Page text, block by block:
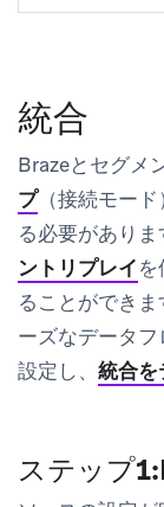
統合
Brazeとセグメ
プ（接続モード
る必要がありま
ントリプレイ
ることができ
ーズなデータフ
設定し、 統合を
ステップ